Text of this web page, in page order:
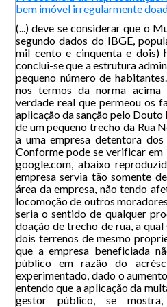
bem imóvel irregularmente
(...) deve se considerar que o
segundo dados do IBGE,
mil cento e cinquenta e dois)
conclui-se que a estrutura
pequeno número de
nos termos da norma acima
verdade real que permeou os
aplicação da sanção pelo Douto
de um pequeno trecho da Rua
a uma empresa detentora
Conforme pode se verificar
google.com, abaixo
empresa servia tão somente
área da empresa, não tendo
locomoção de outros
seria o sentido de qualquer
doação de trecho de rua, a
dois terrenos de mesmo
que a empresa beneficiada
público em razão do
experimentado, dado o
entendo que a aplicação da
gestor público, se